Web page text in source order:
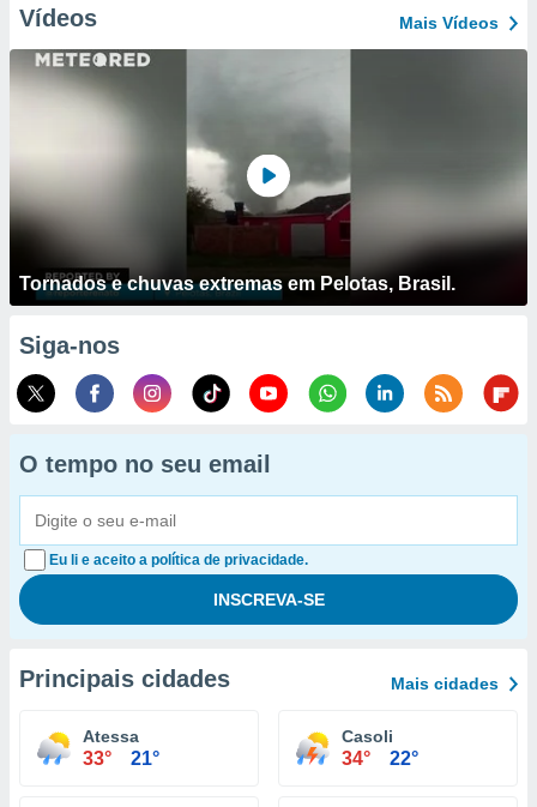
Vídeos Mais Vídeos
Tornados e chuvas extremas em Pelotas, Brasil.
Siga-nos
O tempo no seu email
Eu li e aceito a política de privacidade.
Principais cidades Mais cidades
Atessa
33° 21°
Casoli
34° 22°